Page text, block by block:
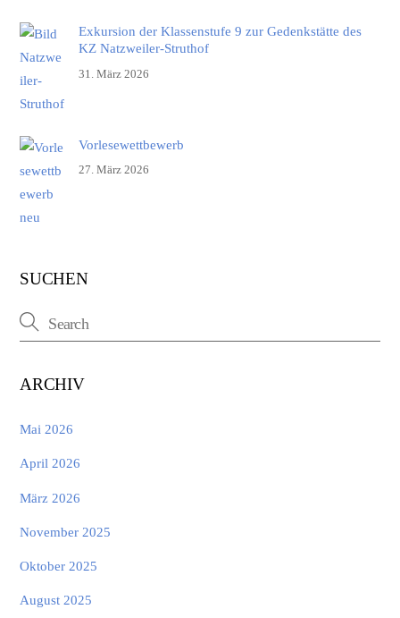
Exkursion der Klassenstufe 9 zur Gedenkstätte des
KZ Natzweiler-Struthof
31. März 2026
Vorlesewettbewerb
27. März 2026
SUCHEN
ARCHIV
Mai 2026
April 2026
März 2026
November 2025
Oktober 2025
August 2025